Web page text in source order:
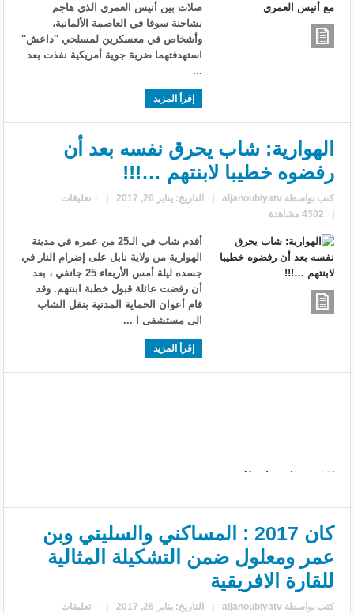
صلات بين أنيس العمري الذي هاجم
بشاحنة سوقا في العاصمة الألمانية،
وأشخاص في معسكرين لمسلحي ''داعش''
استهدفتهما ضربة جوية أمريكية نفذت بعد
...
إقرأ المزيد
الهوارية: شاب يحرق نفسه بعد أن
رفضوه خطيبا لابنتهم …!!!
كتب بواسطةaljanoubiyatv
| التاريخ: يناير 26, 2017 |
٠ تعليقات
|
4302 مشاهدة
أقدم شاب في الـ25 من عمره في مدينة
الهوارية من ولاية نابل على إضرام النار في
جسده ليلة أمس الأربعاء 25 جانفي ، بعد
أن رفضت عائلة قبول خطبة ابنتهم. وقد
قام أعوان الحماية المدنية بنقل الشاب
الى مستشفى ا ...
إقرأ المزيد
كان 2017 : المساكني والسليتي وبن
عمر ومعلول ضمن التشكيلة المثالية
للقارة الافريقية
كتب بواسطةaljanoubiyatv
| التاريخ: يناير 26, 2017 |
٠ تعليقات